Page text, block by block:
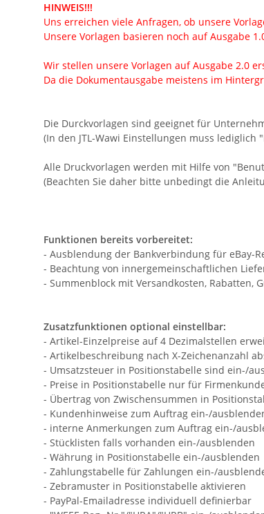
HINWEIS!!!
Uns erreichen viele Anfragen, ob unsere
Unsere Vorlagen basieren noch auf Ausgabe
Wir stellen unsere Vorlagen auf Ausgabe 2.0
Da die Dokumentausgabe meistens im
Die Durckvorlagen sind geeignet für
(In den JTL-Wawi Einstellungen muss
Alle Druckvorlagen werden mit Hilfe von
(Beachten Sie daher bitte unbedingt die
Funktionen bereits vorbereitet:
- Ausblendung der Bankverbindung für eBay-
- Beachtung von innergemeinschaftlichen
- Summenblock mit Versandkosten, Rabatten,
Zusatzfunktionen optional einstellbar:
- Artikel-Einzelpreise auf 4 Dezimalstellen
- Artikelbeschreibung nach X-Zeichenanzahl
- Umsatzsteuer in Positionstabelle sind ein-/
- Preise in Positionstabelle nur für
- Übertrag von Zwischensummen in
- Kundenhinweise zum Auftrag ein-/
- interne Anmerkungen zum Auftrag ein-/
- Stücklisten falls vorhanden ein-/ausblenden
- Währung in Positionstabelle ein-/ausblenden
- Zahlungstabelle für Zahlungen ein-/
- Zebramuster in Positionstabelle aktivieren
- PayPal-Emailadresse individuell definierbar